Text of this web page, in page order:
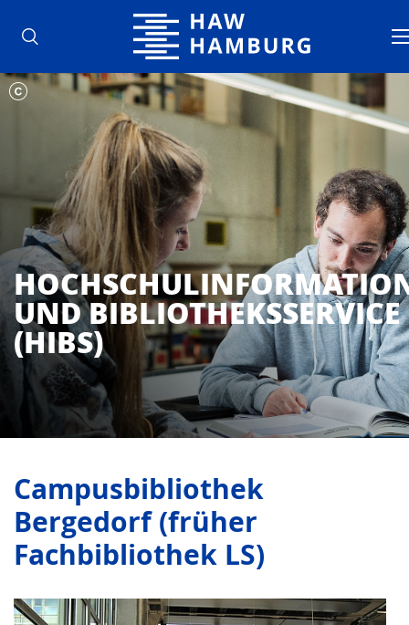
Hochschule für Angewandte
UND BIBLIOTHEKSSERVICE
(HIBS)
Campusbibliothek
Bergedorf (früher
Fachbibliothek LS)